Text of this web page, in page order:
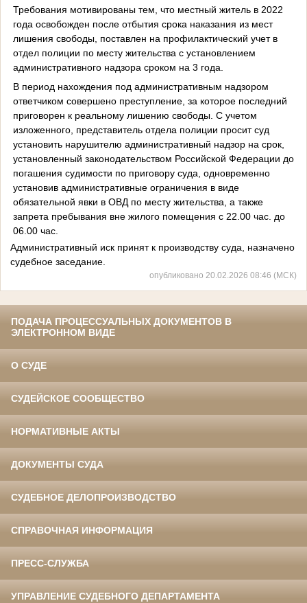
Требования мотивированы тем, что местный житель в 2022
года освобожден после отбытия срока наказания из мест
лишения свободы, поставлен на профилактический учет в
отдел полиции по месту жительства с установлением
административного надзора сроком на 3 года.
В период нахождения под административным надзором
ответчиком совершено преступление, за которое последний
приговорен к реальному лишению свободы. С учетом
изложенного, представитель отдела полиции просит суд
установить нарушителю административный надзор на срок,
установленный законодательством Российской Федерации до
погашения судимости по приговору суда, одновременно
установив административные ограничения в виде
обязательной явки в ОВД по месту жительства, а также
запрета пребывания вне жилого помещения с 22.00 час. до
06.00 час.
Административный иск принят к производству суда, назначено
судебное заседание.
опубликовано 20.02.2026 08:46 (МСК)
ПОДАЧА ПРОЦЕССУАЛЬНЫХ ДОКУМЕНТОВ В
ЭЛЕКТРОННОМ ВИДЕ
О СУДЕ
СУДЕЙСКОЕ СООБЩЕСТВО
НОРМАТИВНЫЕ АКТЫ
ДОКУМЕНТЫ СУДА
СУДЕБНОЕ ДЕЛОПРОИЗВОДСТВО
СПРАВОЧНАЯ ИНФОРМАЦИЯ
ПРЕСС-СЛУЖБА
УПРАВЛЕНИЕ СУДЕБНОГО ДЕПАРТАМЕНТА